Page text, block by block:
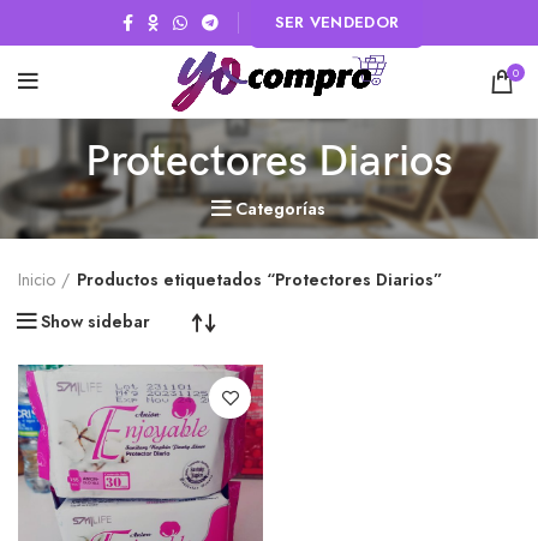
SER VENDEDOR
0
Protectores Diarios
Categorías
Inicio
Productos etiquetados “Protectores Diarios”
Show sidebar